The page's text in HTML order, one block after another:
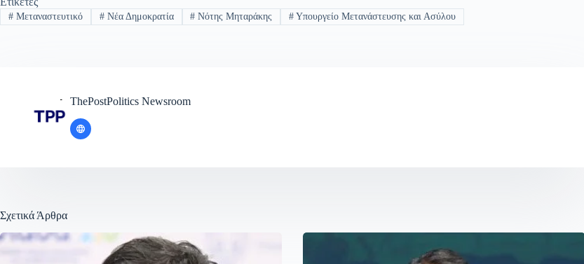
#Μεταναστευτικό #Νέα Δημοκρατία # Νότης Μηταράκης # Υπουργείο Μετανάστευσης και Ασύλου
ThePostPolitics Newsroom
Σχετικά Άρθρα